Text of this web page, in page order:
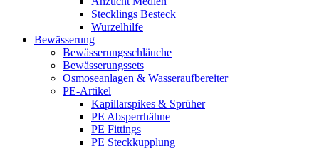
Stecklings Besteck
Wurzelhilfe
Bewässerung
Bewässerungsschläuche
Bewässerungssets
Osmoseanlagen & Wasseraufbereiter
PE-Artikel
Kapillarspikes & Sprüher
PE Absperrhähne
PE Fittings
PE Steckkupplung